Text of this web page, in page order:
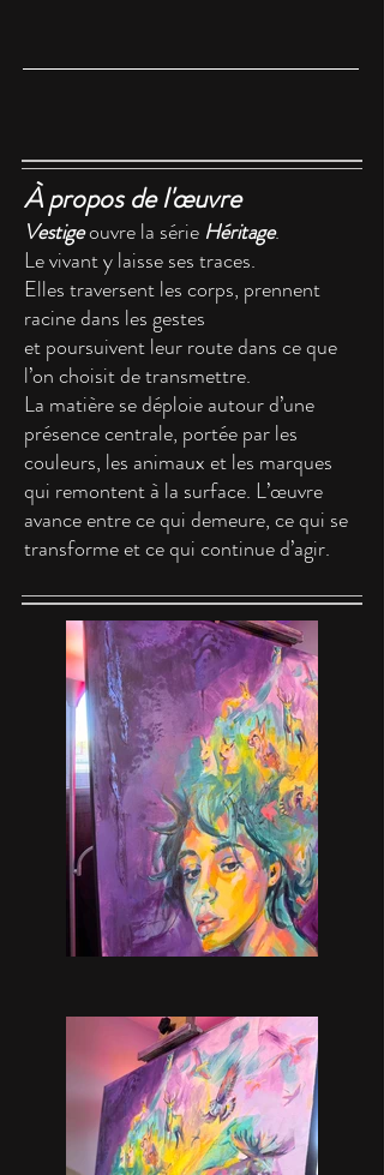
À propos de l'œuvre
Vestigeouvre la série Héritage.
Le vivant y laisse ses traces.
Elles traversent les corps, prennent
racine dans les gestes
et poursuivent leur route dans ce que
l’on choisit de transmettre.
La matière se déploie autour d’une
présence centrale, portée par les
couleurs, les animaux et les marques
qui remontent à la surface. L’œuvre
avance entre ce qui demeure, ce qui se
transforme et ce qui continue d’agir.